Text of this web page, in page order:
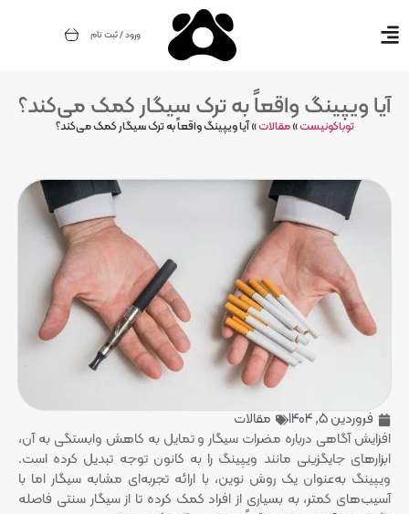
ورود / ثبت نام
آیا ویپینگ واقعاً به ترک سیگار کمک می‌کند؟
توباکونیست»مقالات»آیا ویپینگ واقعاً به ترک سیگار کمک می‌کند؟
فروردین 5, 1404
مقالات
افزایش آگاهی درباره مضرات سیگار و تمایل به کاهش وابستگی به آن،
ابزارهای جایگزینی مانند ویپینگ را به کانون توجه تبدیل کرده است.
ویپینگ به‌عنوان یک روش نوین، با ارائه تجربه‌ای مشابه سیگار اما با
آسیب‌های کمتر، به بسیاری از افراد کمک کرده تا از سیگار سنتی فاصله